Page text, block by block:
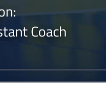
Coach